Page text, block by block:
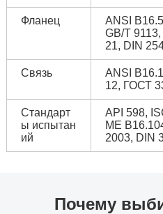
Фланец
ANSI
GB/T
21, DIN
Связь
ANSI
12, ГОСТ
Стандарт
ы испытан
ий
API 598,
ME
2003, DIN
Почему